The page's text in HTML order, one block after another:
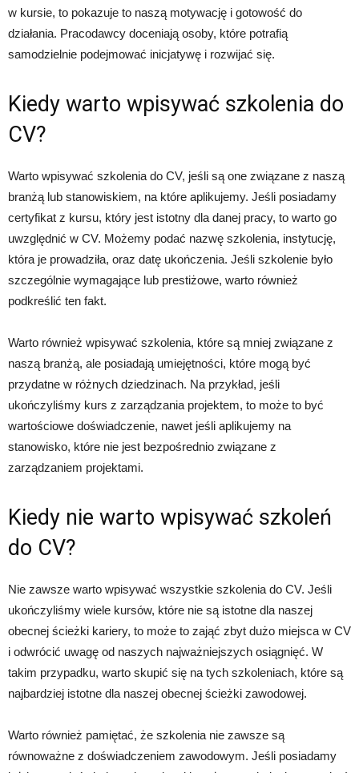
w kursie, to pokazuje to naszą motywację i gotowość do
działania. Pracodawcy doceniają osoby, które potrafią
samodzielnie podejmować inicjatywę i rozwijać się.
Kiedy warto wpisywać szkolenia do
CV?
Warto wpisywać szkolenia do CV, jeśli są one związane z naszą
branżą lub stanowiskiem, na które aplikujemy. Jeśli posiadamy
certyfikat z kursu, który jest istotny dla danej pracy, to warto go
uwzględnić w CV. Możemy podać nazwę szkolenia, instytucję,
która je prowadziła, oraz datę ukończenia. Jeśli szkolenie było
szczególnie wymagające lub prestiżowe, warto również
podkreślić ten fakt.
Warto również wpisywać szkolenia, które są mniej związane z
naszą branżą, ale posiadają umiejętności, które mogą być
przydatne w różnych dziedzinach. Na przykład, jeśli
ukończyliśmy kurs z zarządzania projektem, to może to być
wartościowe doświadczenie, nawet jeśli aplikujemy na
stanowisko, które nie jest bezpośrednio związane z
zarządzaniem projektami.
Kiedy nie warto wpisywać szkoleń
do CV?
Nie zawsze warto wpisywać wszystkie szkolenia do CV. Jeśli
ukończyliśmy wiele kursów, które nie są istotne dla naszej
obecnej ścieżki kariery, to może to zająć zbyt dużo miejsca w CV
i odwrócić uwagę od naszych najważniejszych osiągnięć. W
takim przypadku, warto skupić się na tych szkoleniach, które są
najbardziej istotne dla naszej obecnej ścieżki zawodowej.
Warto również pamiętać, że szkolenia nie zawsze są
równoważne z doświadczeniem zawodowym. Jeśli posiadamy